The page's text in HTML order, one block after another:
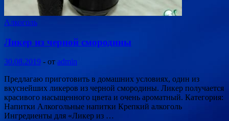
Алкоголь
Ликер из черной смородины
30.08.2019 - от admin
Предлагаю приготовить в домашних условиях, один из
вкуснейших ликеров из черной смородины. Ликер получается
красивого насыщенного цвета и очень ароматный. Категория:
Напитки Алкогольные напитки Крепкий алкоголь
Ингредиенты для «Ликер из …